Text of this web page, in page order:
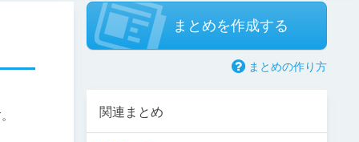
まとめを作成する
まとめの作り方
関連まとめ